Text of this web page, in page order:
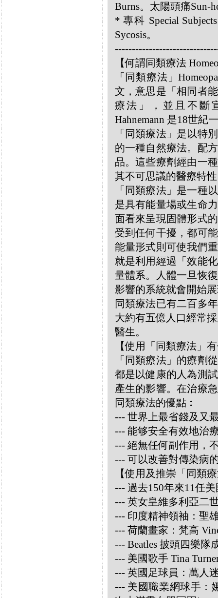
Burns。太陽頭痛Sun-
* 專科 Special
Sycosis。
【何謂同類療法
「同類療法」
文，意思是「相同者
療法」，並且不斷
Hahnemann 是18世紀
「同類療法」是以特
的一種自然療法。配
品。這些療劑經由一
其不可思議的醫療特
「同類療法」是一種
是具有能量場或生命
面看來呈現固體形式
受到任何干擾，都可
能量形式則可使我們
就是利用經過「效能
量體系。人體一旦恢
影響的系統就會開始
同類療法已有二百多
大約有五億人口經常
醫生。
【使用「同類療法」
「同類療法」的療劑
都是以健康的人為測
產生的影響。在治療
同類療法的優點︰
--- 世界上最省錢及又
--- 能够安全有效地治
--- 絕無任何副作用，
--- 可以改善對傳染病
【使用及推崇「同類
--- 過去150年來11任
--- 英女皇維多利亞二
--- 印度精神領袖：聖
--- 荷蘭畫家：梵高
--- Beatles 披頭四樂隊
--- 美國歌手 Tina
--- 英國足球員：萬人
--- 美國職業網球手：